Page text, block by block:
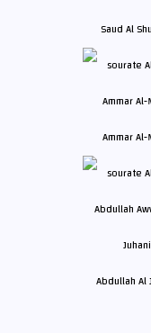
Saud Al
Ammar
Abdullah Al